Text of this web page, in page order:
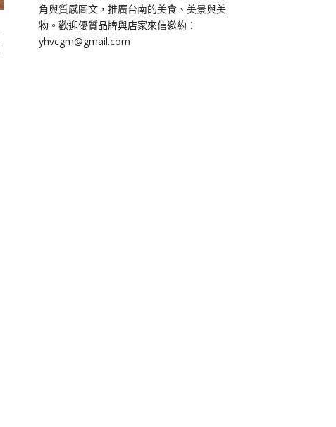
角與質感圖文，推廣台南的美食、美景與美
物。歡迎優質品牌與店家來信邀約：
yhvcgm@gmail.com